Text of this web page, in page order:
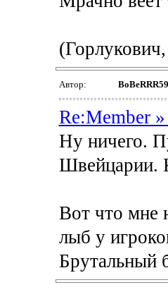
Автор:
Re:Member
Ну ничего.
Швейцарии.
Вот что мне
лыб у
Брутальный